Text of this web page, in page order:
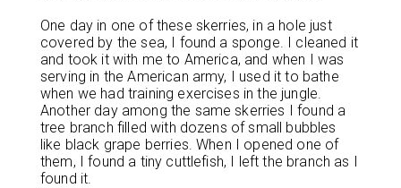
One day in one of these skerries, in a hole just
covered by the sea, I found a sponge. I cleaned it
and took it with me to America, and when I was
serving in the American army, I used it to bathe
when we had training exercises in the jungle.
Another day among the same skerries I found a
tree branch filled with dozens of small bubbles
like black grape berries. When I opened one of
them, I found a tiny cuttlefish, I left the branch as I
found it.